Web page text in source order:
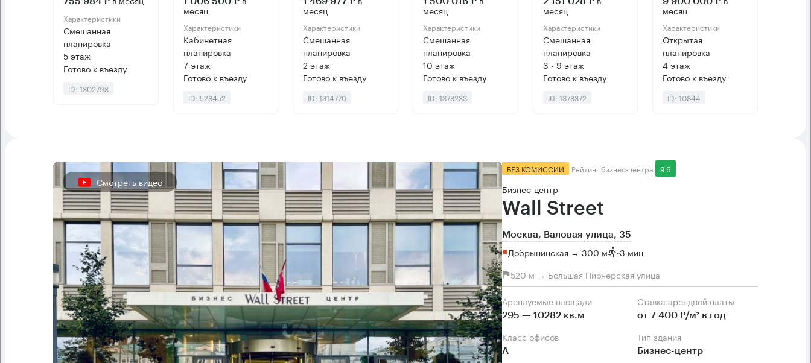
Характеристики
Смешанная
планировка
5 этаж
Готово к въезду
ID: 1302793
месяц
Характеристики
Кабинетная
планировка
7 этаж
Готово к въезду
ID: 528452
месяц
Характеристики
Смешанная
планировка
2 этаж
Готово к въезду
ID: 1314770
месяц
Характеристики
Смешанная
планировка
10 этаж
Готово к въезду
ID: 1378233
месяц
Характеристики
Смешанная
планировка
3 - 9 этаж
Готово к въезду
ID: 1378372
месяц
Характеристики
Открытая
планировка
4 этаж
Готово к въезду
ID: 10844
Смотреть видео
БЕЗ КОМИССИИ Рейтинг бизнес-центра 9.6
Бизнес-центр
Wall Street
Москва, Валовая улица, 35
Добрынинская → 300 м ~3 мин
520 м → Большая Пионерская улица
Арендуемые площади
295 — 10282 кв.м
Ставка арендной платы
от 7 400 Р/м² в год
Класс офисов
А
Тип здания
Бизнес-центр